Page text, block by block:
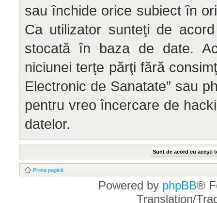
sau închide orice subiect în
Ca utilizator sunteţi de
stocată în baza de date.
niciunei terţe părţi fără
Electronic de Sanatate” sau
pentru vreo încercare de
datelor.
Prima pagină
Powered by phpBB®
Translation/